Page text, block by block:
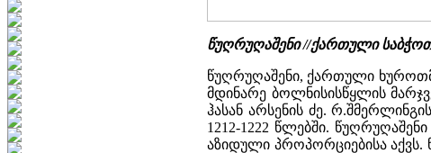
წუღრუღაშენი //ქართული
წუღრუღაშენი, ქართული
მდინარე ბოლნისისწყლის
ჰასან არსენის ძე.
1212-1222 წლებში.
აზიდული პროპორციებისა